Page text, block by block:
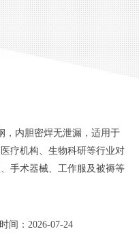
，内胆密焊无泄漏，适用于
疗机构、生物科研等行业对
手术器械、工作服及被褥等
间：2026-07-24